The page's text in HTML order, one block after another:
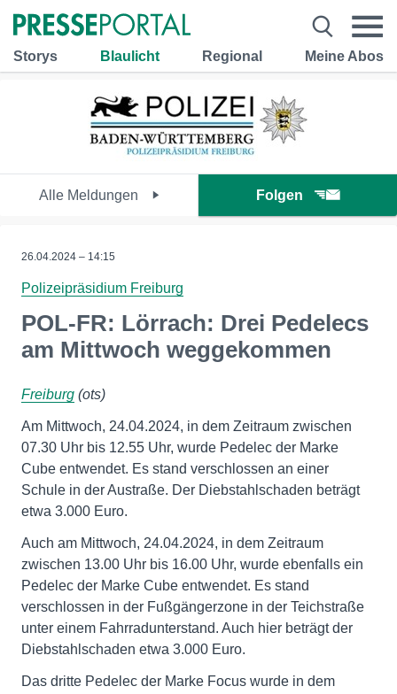
Storys Blaulicht Regional Meine Abos
Alle Meldungen Folgen
26.04.2024 – 14:15
Polizeipräsidium Freiburg
POL-FR: Lörrach: Drei Pedelecs
am Mittwoch weggekommen
Freiburg (ots)
Am Mittwoch, 24.04.2024, in dem Zeitraum zwischen
07.30 Uhr bis 12.55 Uhr, wurde Pedelec der Marke
Cube entwendet. Es stand verschlossen an einer
Schule in der Austraße. Der Diebstahlschaden beträgt
etwa 3.000 Euro.
Auch am Mittwoch, 24.04.2024, in dem Zeitraum
zwischen 13.00 Uhr bis 16.00 Uhr, wurde ebenfalls ein
Pedelec der Marke Cube entwendet. Es stand
verschlossen in der Fußgängerzone in der Teichstraße
unter einem Fahrradunterstand. Auch hier beträgt der
Diebstahlschaden etwa 3.000 Euro.
Das dritte Pedelec der Marke Focus wurde in dem